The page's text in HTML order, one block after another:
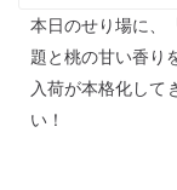
本日のせり場に、
題と桃の甘い香り
入荷が本格化して
い！